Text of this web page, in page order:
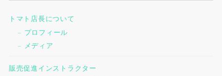
トマト店長について
プロフィール
メディア
販売促進インストラクター